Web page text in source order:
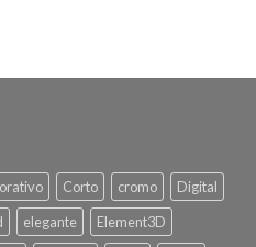
Corto cromo
Digital
elegante
Element3D